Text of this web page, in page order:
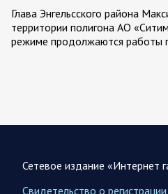
Глава Энгельсского района
территории полигона АО
режиме продолжаются работы
представители группировок
Сетевое издание «Интернет
Свидетельство о регистрации